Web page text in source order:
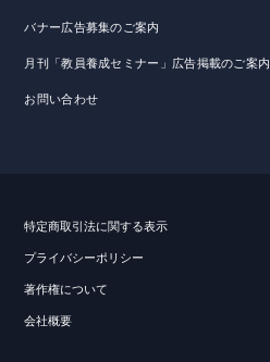
バナー広告募集のご案内
月刊「教員養成セミナー」広告掲載のご案内
お問い合わせ
特定商取引法に関する表示
プライバシーポリシー
著作権について
会社概要